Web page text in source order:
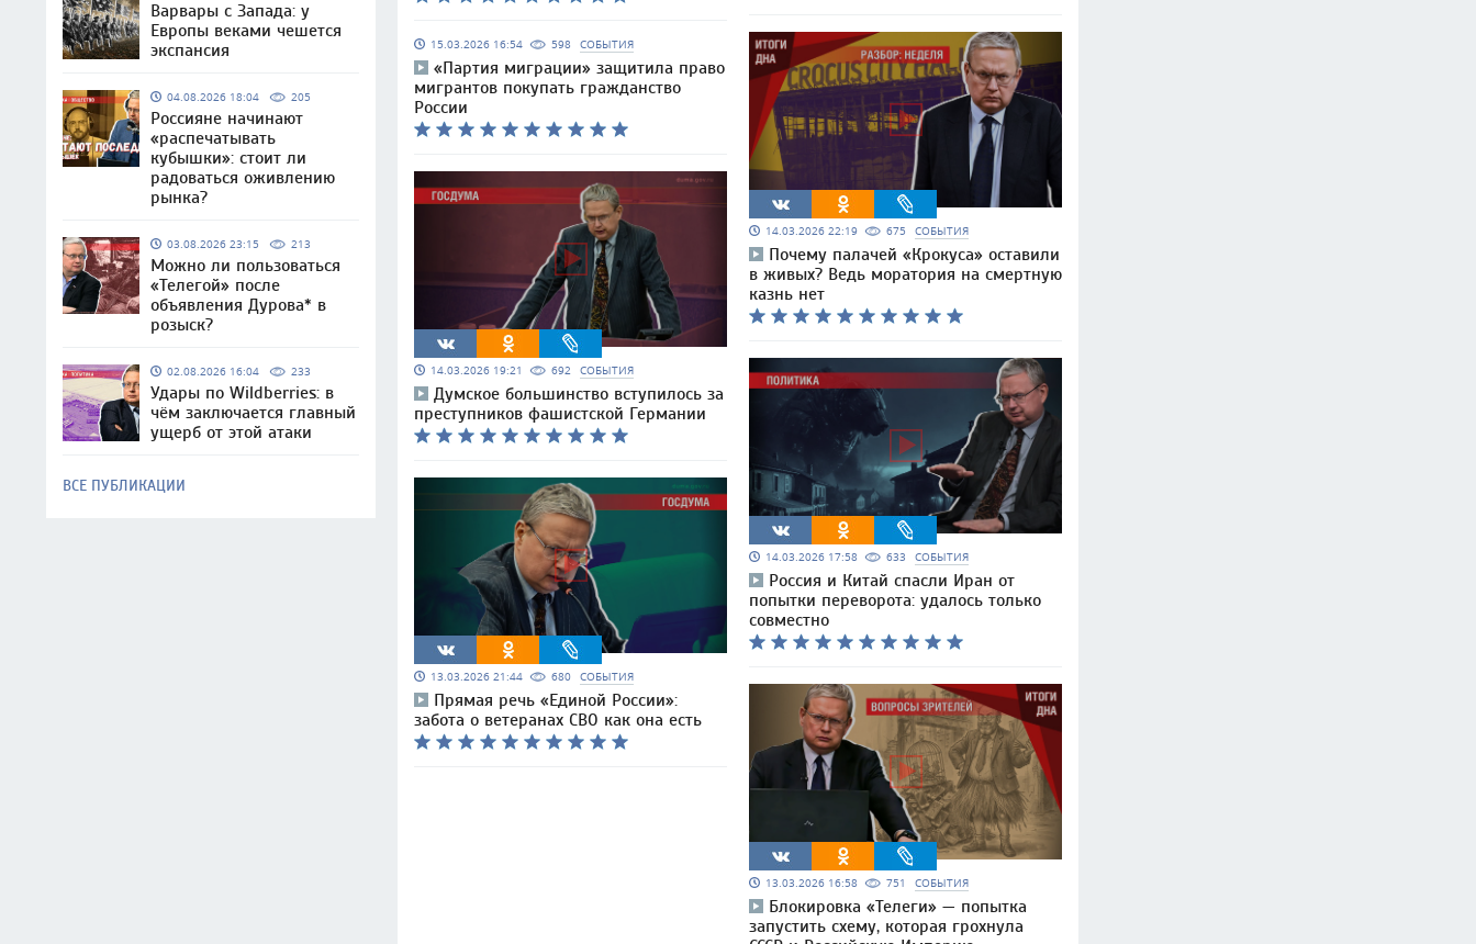
Варвары с Запада: у
Европы веками чешется
экспансия
04.08.2026 18:04 205
Россияне начинают
«распечатывать
кубышки»: стоит ли
радоваться оживлению
рынка?
03.08.2026 23:15 213
Можно ли пользоваться
«Телегой» после
объявления Дурова* в
розыск?
02.08.2026 16:04 233
Удары по Wildberries: в
чём заключается главный
ущерб от этой атаки
ВСЕ ПУБЛИКАЦИИ
15.03.2026 16:54 598 СОБЫТИЯ
«Партия миграции» защитила право
мигрантов покупать гражданство
России
14.03.2026 19:21 692 СОБЫТИЯ
Думское большинство вступилось за
преступников фашистской Германии
13.03.2026 21:44 680 СОБЫТИЯ
Прямая речь «Единой России»:
забота о ветеранах СВО как она есть
14.03.2026 22:19 675 СОБЫТИЯ
Почему палачей «Крокуса» оставили
в живых? Ведь моратория на смертную
казнь нет
14.03.2026 17:58 633 СОБЫТИЯ
Россия и Китай спасли Иран от
попытки переворота: удалось только
совместно
13.03.2026 16:58 751 СОБЫТИЯ
Блокировка «Телеги» — попытка
запустить схему, которая грохнула